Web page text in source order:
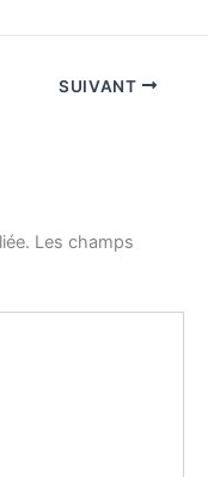
SUIVANT
Les champs